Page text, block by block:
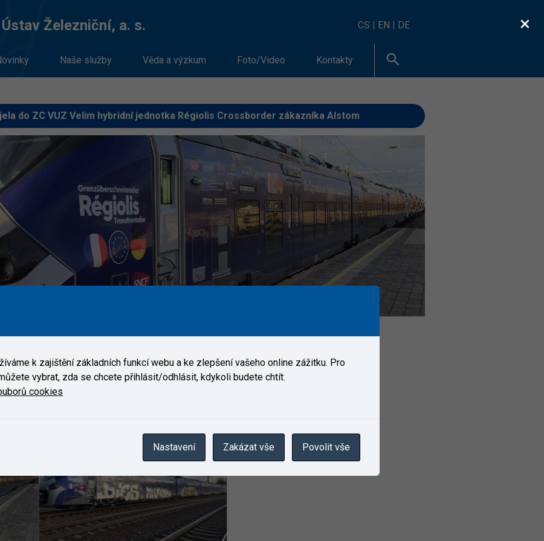
Železniční, a. s. CS | EN | DE
Naše služby Věda a výzkum Foto/Video Kontakty
do ZC VUZ Velim hybridní jednotka Régiolis Crossborder zákazníka Alstom
hybridní jednotka Régiolis Crossborder zákazníka Alstom.
Galerie
×
k zajištění základních funkcí webu a ke zlepšení vašeho online zážitku. Pro
vybrat, zda se chcete přihlásit/odhlásit, kdykoli budete chtít.
cookies
Nastavení Zakázat vše Povolit vše